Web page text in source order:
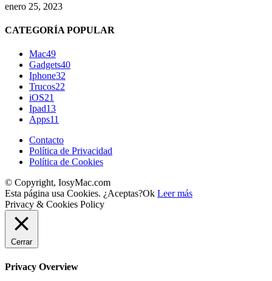
enero 25, 2023
CATEGORÍA POPULAR
Mac49
Gadgets40
Iphone32
Trucos22
iOS21
Ipad13
Apps11
Contacto
Política de Privacidad
Política de Cookies
© Copyright, IosyMac.com
Esta página usa Cookies. ¿Aceptas?Ok Leer más
Privacy & Cookies Policy
Cerrar
Privacy Overview